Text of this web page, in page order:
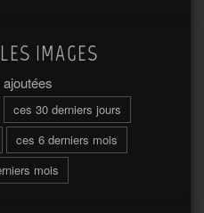
IMAGES
ces 30 derniers jours
ces 6 derniers mois
mois